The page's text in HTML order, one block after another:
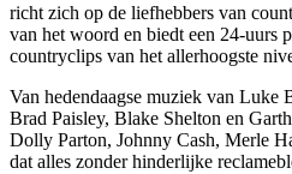
richt zich op de liefhebbers van
van het woord en biedt een 24-uurs
countryclips van het allerhoogste
Van hedendaagse muziek van Luke
Brad Paisley, Blake Shelton en
Dolly Parton, Johnny Cash, Merle
dat alles zonder hinderlijke